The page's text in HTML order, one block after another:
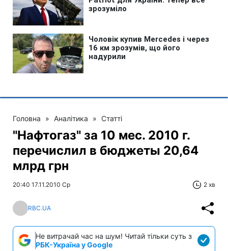
Головна » Аналітика » Статті
"Нафтогаз" за 10 мес. 2010 г.
перечислил в бюджеты 20,64
млрд грн
20:40 17.11.2010 Ср 2 хв
RBC.UA
Не витрачай час на шум! Читай тільки суть з
РБК-Україна у Google